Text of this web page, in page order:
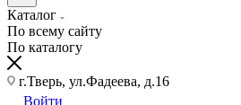
Каталог
По всему сайту
По каталогу
г.Тверь, ул.Фадеева, д.16
Войти